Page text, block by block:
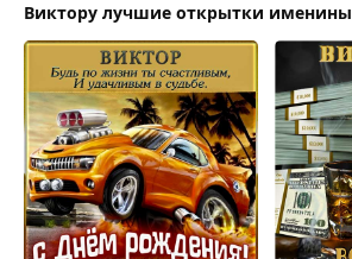
Виктору лучшие открытки именины